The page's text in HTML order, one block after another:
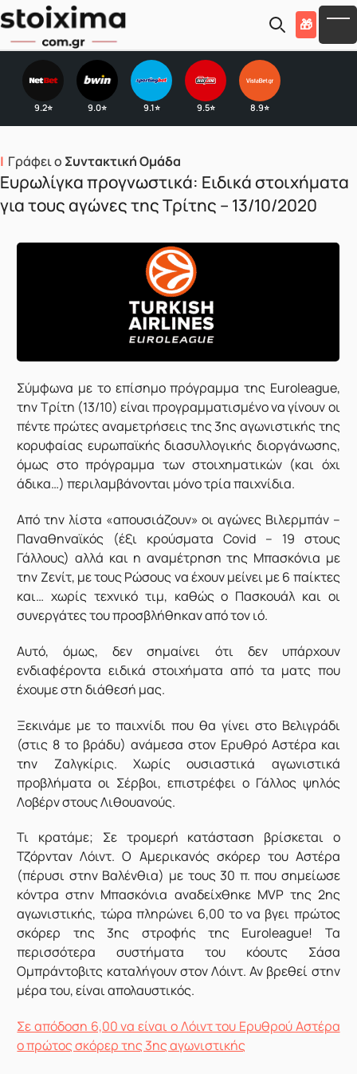
Skip to main content
🎁
9.2⭐ 9.0⭐ 9.1⭐ 9.5⭐ 8.9⭐
Γράφει ο Συντακτική Ομάδα
Ευρωλίγκα προγνωστικά: Ειδικά στοιχήματα
για τους αγώνες της Τρίτης – 13/10/2020
Σύμφωνα με το επίσημο πρόγραμμα της Euroleague,
την Τρίτη (13/10) είναι προγραμματισμένο να γίνουν οι
πέντε πρώτες αναμετρήσεις της 3ης αγωνιστικής της
κορυφαίας ευρωπαϊκής διασυλλογικής διοργάνωσης,
όμως στο πρόγραμμα των στοιχηματικών (και όχι
άδικα…) περιλαμβάνονται μόνο τρία παιχνίδια.
Από την λίστα «απουσιάζουν» οι αγώνες Βιλερμπάν –
Παναθηναϊκός (έξι κρούσματα Covid – 19 στους
Γάλλους) αλλά και η αναμέτρηση της Μπασκόνια με
την Ζενίτ, με τους Ρώσους να έχουν μείνει με 6 παίκτες
και… χωρίς τεχνικό τιμ, καθώς ο Πασκουάλ και οι
συνεργάτες του προσβλήθηκαν από τον ιό.
Αυτό, όμως, δεν σημαίνει ότι δεν υπάρχουν
ενδιαφέροντα ειδικά στοιχήματα από τα ματς που
έχουμε στη διάθεσή μας.
Ξεκινάμε με το παιχνίδι που θα γίνει στο Βελιγράδι
(στις 8 το βράδυ) ανάμεσα στον Ερυθρό Αστέρα και
την Ζαλγκίρις. Χωρίς ουσιαστικά αγωνιστικά
προβλήματα οι Σέρβοι, επιστρέφει ο Γάλλος ψηλός
Λοβέρν στους Λιθουανούς.
Τι κρατάμε; Σε τρομερή κατάσταση βρίσκεται ο
Τζόρνταν Λόιντ. Ο Αμερικανός σκόρερ του Αστέρα
(πέρυσι στην Βαλένθια) με τους 30 π. που σημείωσε
κόντρα στην Μπασκόνια αναδείχθηκε MVP της 2ης
αγωνιστικής, τώρα πληρώνει 6,00 το να βγει πρώτος
σκόρερ της 3ης στροφής της Euroleague! Τα
περισσότερα συστήματα του κόουτς Σάσα
Ομπράντοβιτς καταλήγουν στον Λόιντ. Αν βρεθεί στην
μέρα του, είναι απολαυστικός.
Σε απόδοση 6,00 να είναι ο Λόιντ του Ερυθρού Αστέρα
ο πρώτος σκόρερ της 3ης αγωνιστικής